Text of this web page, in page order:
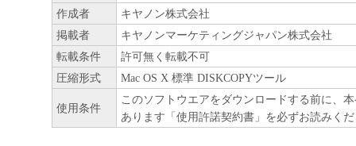
作成者
キヤノン株式会社
掲載者
キヤノンマーケティングジャパン株式会社
転載条件
許可無く転載不可
圧縮形式
Mac OS X 標準 DISKCOPYツール
使用条件
このソフトウエアをダウンロードする前に、
あります「使用許諾契約書」を必ずお読みく